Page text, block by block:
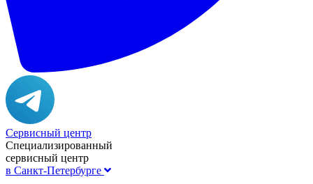
Сервисный центр
Специализированный
сервисный центр
в Санкт-Петербурге